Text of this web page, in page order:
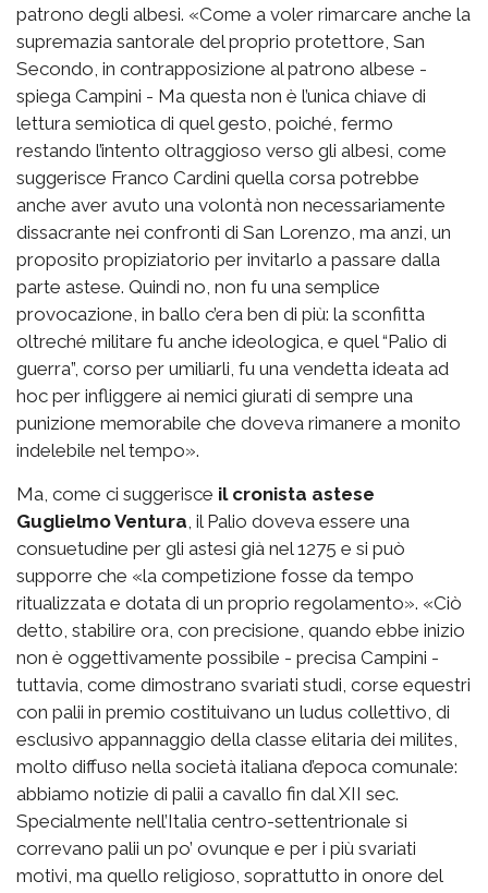
patrono degli albesi. «Come a voler rimarcare anche la
supremazia santorale del proprio protettore, San
Secondo, in contrapposizione al patrono albese -
spiega Campini - Ma questa non è l’unica chiave di
lettura semiotica di quel gesto, poiché, fermo
restando l’intento oltraggioso verso gli albesi, come
suggerisce Franco Cardini quella corsa potrebbe
anche aver avuto una volontà non necessariamente
dissacrante nei confronti di San Lorenzo, ma anzi, un
proposito propiziatorio per invitarlo a passare dalla
parte astese. Quindi no, non fu una semplice
provocazione, in ballo c’era ben di più: la sconfitta
oltreché militare fu anche ideologica, e quel “Palio di
guerra”, corso per umiliarli, fu una vendetta ideata ad
hoc per infliggere ai nemici giurati di sempre una
punizione memorabile che doveva rimanere a monito
indelebile nel tempo».
Ma, come ci suggerisce il cronista astese
Guglielmo Ventura , il Palio doveva essere una
consuetudine per gli astesi già nel 1275 e si può
supporre che «la competizione fosse da tempo
ritualizzata e dotata di un proprio regolamento». «Ciò
detto, stabilire ora, con precisione, quando ebbe inizio
non è oggettivamente possibile - precisa Campini -
tuttavia, come dimostrano svariati studi, corse equestri
con palii in premio costituivano un ludus collettivo, di
esclusivo appannaggio della classe elitaria dei milites,
molto diffuso nella società italiana d’epoca comunale:
abbiamo notizie di palii a cavallo fin dal XII sec.
Specialmente nell’Italia centro-settentrionale si
correvano palii un po’ ovunque e per i più svariati
motivi, ma quello religioso, soprattutto in onore del